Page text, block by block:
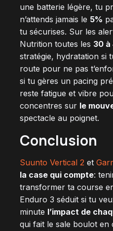
une batterie légère, tu
n’attends jamais le 5%
tu sécurises. Sur les
Nutrition toutes les 30 à
stratégie, hydratation si
route pour ne pas
si tu gères un pacing
reste fatigue et vibre
concentres sur le
spectacle au poignet.
Conclusion
Suunto Vertical 2 et
la case qui compte:
transformer ta course
Enduro 3 séduit si tu
minute l’impact de
qui fait le sale boulot en